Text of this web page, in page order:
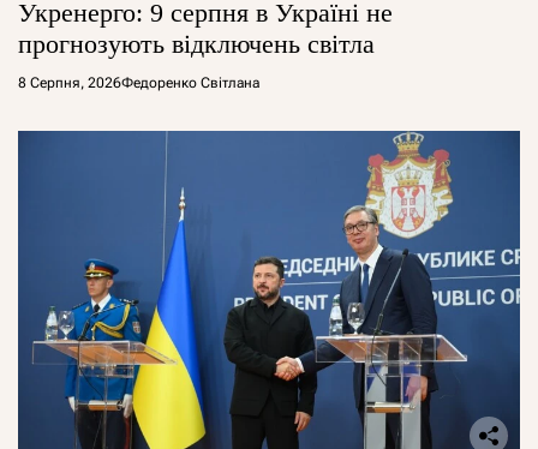
Укренерго: 9 серпня в Україні не
прогнозують відключень світла
8 Серпня, 2026Федоренко Світлана